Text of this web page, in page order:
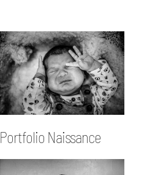
Portfolio Naissance